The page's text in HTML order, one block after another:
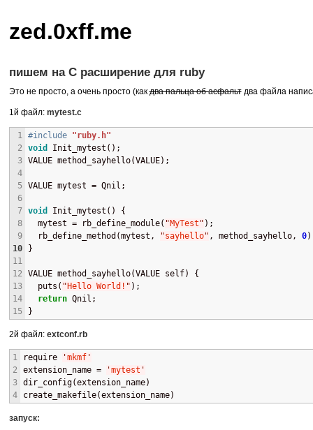
zed.0xff.me
пишем на C расширение для ruby
Это не просто, а очень просто (какдва пальца об асфальтдва файла
1й файл: mytest.c
1
2
3
4
5
6
7
8
9
10
11
12
13
14
15
#include
"ruby.h"
void
Init_mytest();
VALUE method_sayhello(VALUE);
VALUE mytest = Qnil;
void
Init_mytest() {
  mytest = rb_define_module(
"MyTest " );
  rb_define_method(mytest,
"sayhello" , method_sayhello, 0
}
VALUE method_sayhello(VALUE self) {
  puts(
"Hello World! " );
return Qnil;
}
2й файл: extconf.rb
1
2
3
4
require 'mkmf'
extension_name =
'mytest '
dir_config(extension_name)
create_makefile(extension_name)
запуск: